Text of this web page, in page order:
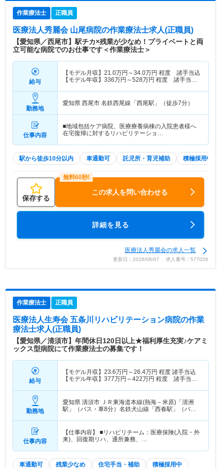
作業療法士 正職員
医療法人秀麗会 山尾病院の作業療法士求人(正職員)
【愛知県／西尾市】駅チカ×残業が少なめ！プライベートと両
立可能な病院でのお仕事です＜作業療法士＞
給与
【モデル月収】 21.0万円～34.0万円 程度 諸手当込
【モデル年収】 336万円～528万円 程度 諸手当
勤務地
愛知県 西尾市 名鉄西尾線「西尾駅」（徒歩7分）
仕事内容
■地域包括ケア病院、医療療養病棟の入院患者様へ
在宅復帰に対するリハビリテーショ…
駅から徒歩10分以内 車通勤可 託児所・育児補助 積極採用中
保存する
この求人を問い合わせる
詳細を見る
医療法人秀麗会の求人一覧
更新日：2026/08/07 求人番号：577026
作業療法士 正職員
医療法人生寿会 五条川リハビリテーション病院の作業
療法士求人(正職員)
【愛知県／清須市】年間休日120日以上★福利厚生充実♪ケアミ
ックス型病院にて作業療法士の募集です！
給与
【モデル月収】 23.6万円～26.4万円 程度 諸手当込
【モデル年収】 377万円～422万円 程度 諸手当・
勤務地
愛知県 清須市 ＪＲ東海道本線(熱海－米原)「清洲
駅」（バス・車8分）名鉄犬山線「西春駅」（バ
仕事内容
【仕事内容】 ■リハビリチーム：医療保険(入院・外
来)、回復期リハ、通所兼務、…
車通勤可 残業少なめ 住宅手当・補助 積極採用中